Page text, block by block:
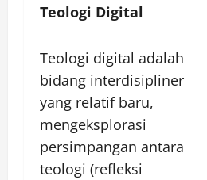
Teologi Digital
Teologi digital adalah
bidang interdisipliner
yang relatif baru,
mengeksplorasi
persimpangan antara
teologi (refleksi